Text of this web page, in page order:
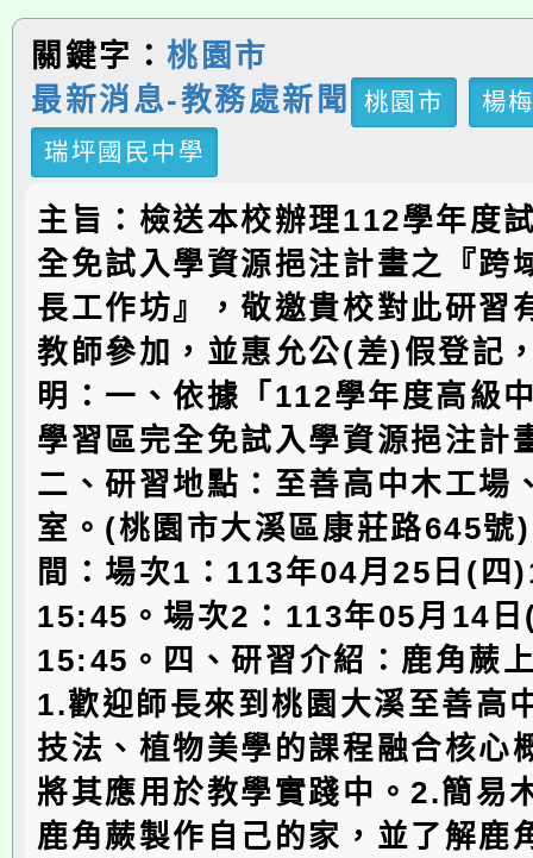
關鍵字：桃園市
最新消息-教務處新聞
桃園市
楊
瑞坪國民中學
主旨：檢送本校辦理112學年度
全免試入學資源挹注計畫之『跨
長工作坊』，敬邀貴校對此研習
教師參加，並惠允公(差)假登記
明：一、依據「112學年度高級
學習區完全免試入學資源挹注計
二、研習地點：至善高中木工場
室。(桃園市大溪區康莊路645號
間：場次1：113年04月25日(四
15:45。場次2：113年05月14
15:45。四、研習介紹：鹿角蕨
1.歡迎師長來到桃園大溪至善高
技法、植物美學的課程融合核心
將其應用於教學實踐中。2.簡易
鹿角蕨製作自己的家，並了解鹿